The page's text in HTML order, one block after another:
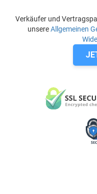
Verkäufer und
unsereAllgemeinen